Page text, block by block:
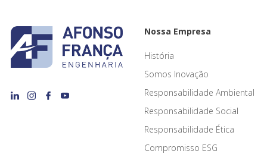
Nossa Empresa
História
Somos Inovação
Responsabilidade Ambiental
Responsabilidade Social
Responsabilidade Ética
Compromisso ESG